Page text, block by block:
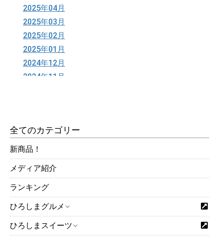
全てのカテゴリー
新商品！
メディア紹介
ランキング
ひろしまグルメ
ひろしまスイーツ
2025年04月
2025年03月
2025年02月
2025年01月
2024年12月
2024年11月
2024年06月
2024年05月
2024年04月
2024年03月
2024年02月
2024年01月
2023年12月
2023年11月